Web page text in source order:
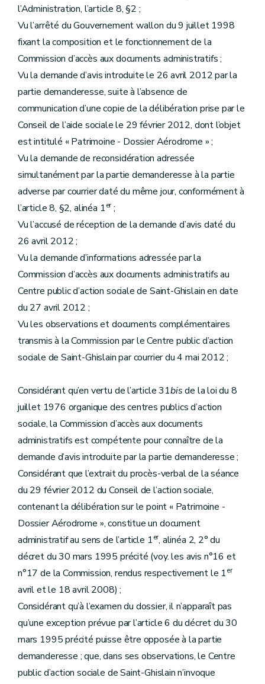
l’Administration, l’article 8, §2 ;
Vu l’arrêté du Gouvernement wallon du 9 juillet 1998
fixant la composition et le fonctionnement de la
Commission d’accès aux documents administratifs ;
Vu la demande d’avis introduite le 26 avril 2012 par la
partie demanderesse, suite à l’absence de
communication d’une copie de la délibération prise par le
Conseil de l’aide sociale le 29 février 2012, dont l’objet
est intitulé « Patrimoine - Dossier Aérodrome » ;
Vu la demande de reconsidération adressée
simultanément par la partie demanderesse à la partie
adverse par courrier daté du même jour, conformément à
l’article 8, §2, alinéa 1er;
Vu l’accusé de réception de la demande d’avis daté du
26 avril 2012 ;
Vu la demande d’informations adressée par la
Commission d’accès aux documents administratifs au
Centre public d’action sociale de Saint-Ghislain en date
du 27 avril 2012 ;
Vu les observations et documents complémentaires
transmis à la Commission par le Centre public d’action
sociale de Saint-Ghislain par courrier du 4 mai 2012 ;
Considérant qu’en vertu de l’article 31bisde la loi du 8
juillet 1976 organique des centres publics d’action
sociale, la Commission d’accès aux documents
administratifs est compétente pour connaître de la
demande d’avis introduite par la partie demanderesse ;
Considérant que l’extrait du procès-verbal de la séance
du 29 février 2012 du Conseil de l’action sociale,
contenant la délibération sur le point « Patrimoine -
Dossier Aérodrome », constitue un document
administratif au sens de l’article 1er, alinéa 2, 2° du
décret du 30 mars 1995 précité (voy. les avis n°16 et
n°17 de la Commission, rendus respectivement le 1er
avril et le 18 avril 2008) ;
Considérant qu’à l’examen du dossier, il n’apparaît pas
qu’une exception prévue par l’article 6 du décret du 30
mars 1995 précité puisse être opposée à la partie
demanderesse ; que, dans ses observations, le Centre
public d’action sociale de Saint-Ghislain n’invoque